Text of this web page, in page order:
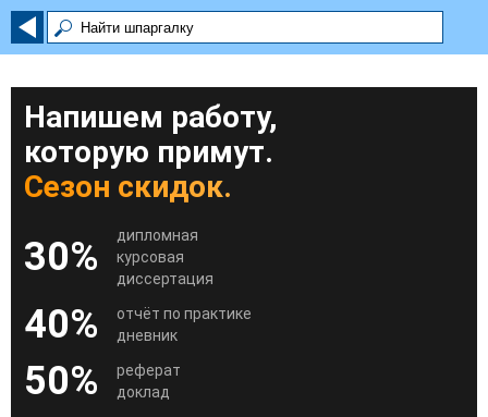
Напишем работу,
которую примут.
Сезон скидок.
30%
дипломная
курсовая
диссертация
40%
отчёт по практике
дневник
50%
реферат
доклад